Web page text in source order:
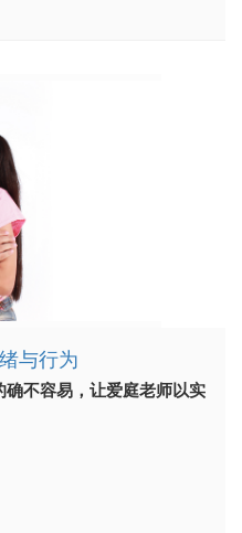
与行为
不容易，让爱庭老师以实